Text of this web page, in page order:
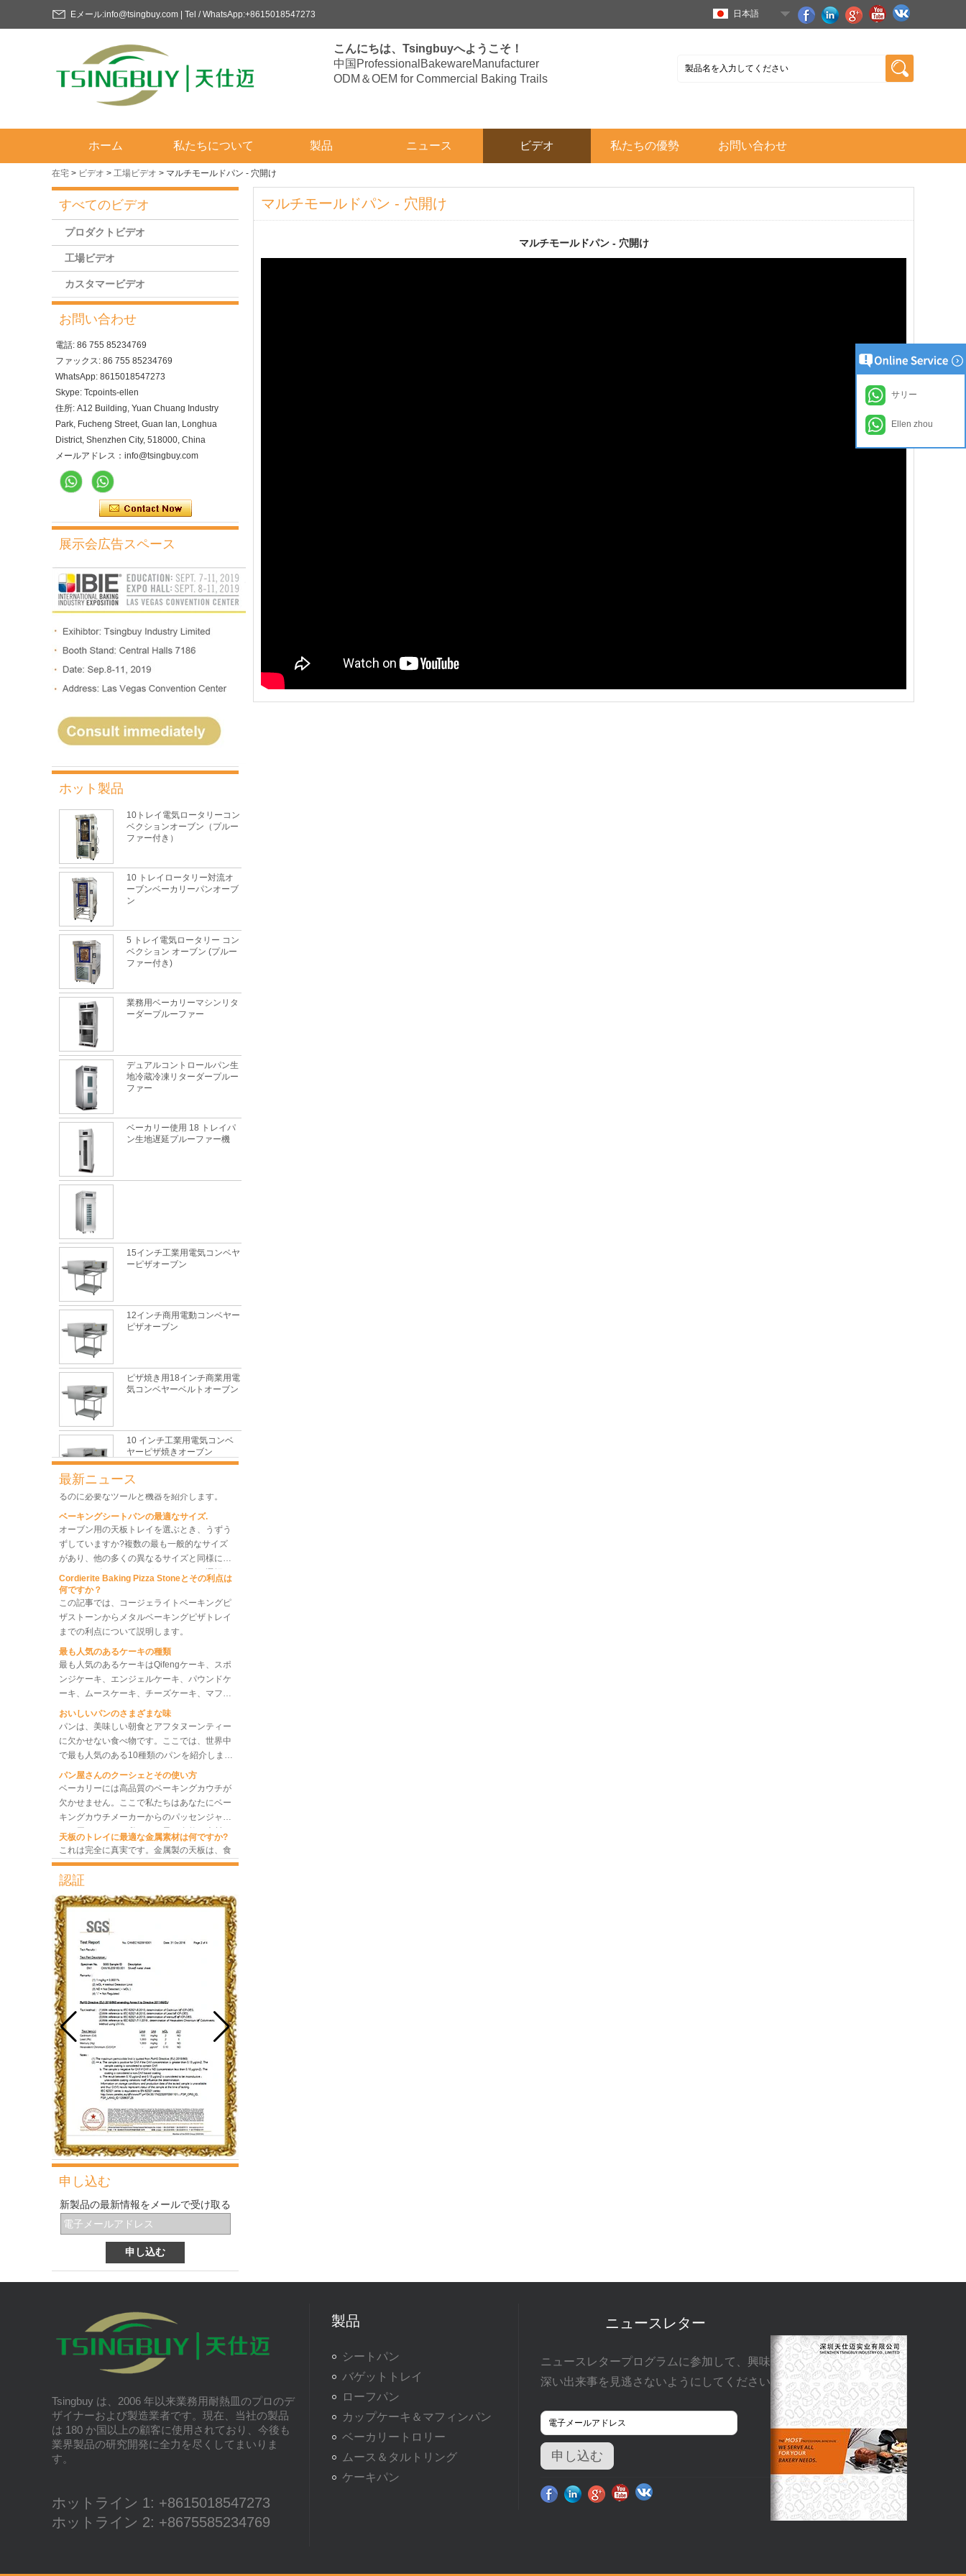
Eメール:info@tsingbuy.com | Tel / WhatsApp:+8615018547273 日本語
こんにちは、Tsingbuyへようこそ！
中国ProfessionalBakewareManufacturer
ODM＆OEM for Commercial Baking Trails
ホーム 私たちについて 製品 ニュース ビデオ 私たちの優勢 お問い合わせ
在宅 > ビデオ > 工場ビデオ > マルチモールドパン - 穴開け
すべてのビデオ
プロダクトビデオ
工場ビデオ
カスタマービデオ
お問い合わせ
電話: 86 755 85234769
ファックス: 86 755 85234769
WhatsApp: 8615018547273
Skype: Tcpoints-ellen
住所: A12 Building, Yuan Chuang Industry
Park, Fucheng Street, Guan lan, Longhua
District, Shenzhen City, 518000, China
メールアドレス：info@tsingbuy.com
展示会広告スペース
ホット製品
10トレイ電気ロータリーコン
ベクションオーブン（プルー
ファー付き）
10 トレイロータリー対流オ
ーブンベーカリーパンオーブ
ン
5 トレイ電気ロータリー コン
ベクション オーブン (プルー
ファー付き)
業務用ベーカリーマシンリタ
ーダープルーファー
デュアルコントロールパン生
地冷蔵冷凍リターダープルー
ファー
ベーカリー使用 18 トレイパ
ン生地遅延プルーファー機
15インチ工業用電気コンベヤ
ーピザオーブン
12インチ商用電動コンベヤー
ピザオーブン
ピザ焼き用18インチ商業用電
気コンベヤーベルトオーブン
10 インチ工業用電気コンベ
ヤーピザ焼きオーブン
産業用商業ステンレス鋼コン
ベヤーピザ焼きオーブン
ベーカリー対流オーブン 10
8トレイ業務用対流オーブン
最新ニュース
天板のトレイに最適な金属素材は何ですか?
これは完全に真実です。金属製の天板は、食
品に安全で、優れた熱伝導率、優れた耐久
性、長寿命、低価格という特徴を備えてお
り、依然として天板市場で主導的な役割を果
たしています。
最も一般的な問題と製パン中の10の理由
この箇所では、最も一般的な問題とその原因
について説明します。
グルテン形成に影響する主な要因は何ですか
毎日のベーキングで最も一般的で基本的な材
料の1つとして、小麦粉は見た目ほど単純で
はないため、パンの性能を制御するのは非常
に困難です。
伝統的なデンマークの生地の泡立て器とは何
伝統的な大まかな泡立て器は、安価でコンパ
クトで柔軟で便利なペストリーツールです。
それはすべてのパン屋と主婦によって所有さ
れるに値します。
パンを作るためのツールと機器
ベーキングにいくつかの小さいがスマートな
ガジェットを導入する前に、今日はパンを作
るのに必要なツールと機器を紹介します。
オーブン用の天板トレイを選ぶとき、うずう
ずしていますか?複数の最も一般的なサイズ
があり、他の多くの異なるサイズと同様に、
どのサイズのベーキングシートパンを選択す
る必要がありますか?さまざまなサイズのベ
ーキング トレイの中で、最適なものと最適な
ものを選択したり、いくつかの異なるサイズ
のシート トレイのセットを選択したりして、
最高のベーキング パフォーマンスと最高のベ
ーキング効率を達成し、コストを節約できる
ようにするために、何に注意する必要があり
ますか?より多くのトレイをバーリングし、
私たちの労力を可能な限り節約します。
Cordierite Baking Pizza Stoneとその利点は
何ですか？
この記事では、コージェライトベーキングピ
ザストーンからメタルベーキングピザトレイ
までの利点について説明します。
最も人気のあるケーキはQifengケーキ、スポ
ンジケーキ、エンジェルケーキ、パウンドケ
ーキ、ムースケーキ、チーズケーキ、マフィ
ンケーキ、Bundtケーキです。
パンは、美味しい朝食とアフタヌーンティー
に欠かせない食べ物です。ここでは、世界中
で最も人気のある10種類のパンを紹介しま
す。
ベーカリーには高品質のベーキングカウチが
欠かせません。ここで私たちはあなたにベー
キングカウチメーカーからのパッセンジャー
をお届けします。私たちは最も自然な素材で
あり、パンのカウチとしてふさわしいリネン
ブレッドベーキングカウチの情報と使用法を
共有します。
天板のトレイに最適な金属素材は何ですか?
これは完全に真実です。金属製の天板は、食
品に安全で、優れた熱伝導率、優れた耐久
性、長寿命、低価格という特徴を備えてお
り、依然として天板市場で主導的な役割を果
たしています。
最も一般的な問題と製パン中の10の理由
この箇所では、最も一般的な問題とその原因
について説明します。
グルテン形成に影響する主な要因は何ですか
毎日のベーキングで最も一般的で基本的な材
料の1つとして、小麦粉は見た目ほど単純で
はないため、パンの性能を制御するのは非常
に困難です。
伝統的なデンマークの生地の泡立て器とは何
ですか？
伝統的な大まかな泡立て器は、安価でコンパ
クトで柔軟で便利なペストリーツールです。
それはすべてのパン屋と主婦によって所有さ
れるに値します。
パンを作るためのツールと機器
ベーキングにいくつかの小さいがスマートな
ガジェットを導入する前に、今日はパンを作
るのに必要なツールと機器を紹介します。
ベーキングシートパンの最適なサイズ.
オーブン用の天板トレイを選ぶとき、うずう
ずしていますか?複数の最も一般的なサイズ
があり、他の多くの異なるサイズと同様に、
どのサイズのベーキングシートパンを選択す
る必要がありますか?さまざまなサイズのベ
ーキング トレイの中で、最適なものと最適な
ものを選択したり、いくつかの異なるサイズ
のシート トレイのセットを選択したりして、
私たちの労力を可能な限り節約します。
何ですか？
この記事では、コージェライトベーキングピ
ザストーンからメタルベーキングピザトレイ
までの利点について説明します。
最も人気のあるケーキはQifengケーキ、スポ
ーキ、ムースケーキ、チーズケーキ、マフィ
ンケーキ、Bundtケーキです。
おいしいパンのさまざまな味
パンは、美味しい朝食とアフタヌーンティー
に欠かせない食べ物です。ここでは、世界中
で最も人気のある10種類のパンを紹介しま
ベーカリーには高品質のベーキングカウチが
欠かせません。ここで私たちはあなたにベー
キングカウチメーカーからのパッセンジャー
をお届けします。私たちは最も自然な素材で
あり、パンのカウチとしてふさわしいリネン
認証
申し込む
新製品の最新情報をメールで受け取る
マルチモールドパン - 穴開け
マルチモールドパン - 穴開け
Tsingbuy は、2006 年以来業務用耐熱皿のプロのデ
ザイナーおよび製造業者です。現在、当社の製品
は 180 か国以上の顧客に使用されており、今後も
業界製品の研究開発に全力を尽くしてまいりま
す。
ホットライン 1: +8615018547273
ホットライン 2: +8675585234769
製品
シートパン
バゲットトレイ
ローフパン
カップケーキ＆マフィンパン
ベーカリートロリー
ムース＆タルトリング
ケーキパン
ニュースレター
ニュースレタープログラムに参加して、興味
深い出来事を見逃さないようにしてください
サリー
Ellen zhou